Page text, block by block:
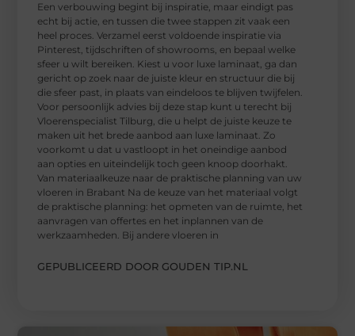
Een verbouwing begint bij inspiratie, maar eindigt pas
echt bij actie, en tussen die twee stappen zit vaak een
heel proces. Verzamel eerst voldoende inspiratie via
Pinterest, tijdschriften of showrooms, en bepaal welke
sfeer u wilt bereiken. Kiest u voor luxe laminaat, ga dan
gericht op zoek naar de juiste kleur en structuur die bij
die sfeer past, in plaats van eindeloos te blijven twijfelen.
Voor persoonlijk advies bij deze stap kunt u terecht bij
Vloerenspecialist Tilburg, die u helpt de juiste keuze te
maken uit het brede aanbod aan luxe laminaat. Zo
voorkomt u dat u vastloopt in het oneindige aanbod
aan opties en uiteindelijk toch geen knoop doorhakt.
Van materiaalkeuze naar de praktische planning van uw
vloeren in Brabant Na de keuze van het materiaal volgt
de praktische planning: het opmeten van de ruimte, het
aanvragen van offertes en het inplannen van de
werkzaamheden. Bij andere vloeren in
GEPUBLICEERD DOOR GOUDEN TIP.NL